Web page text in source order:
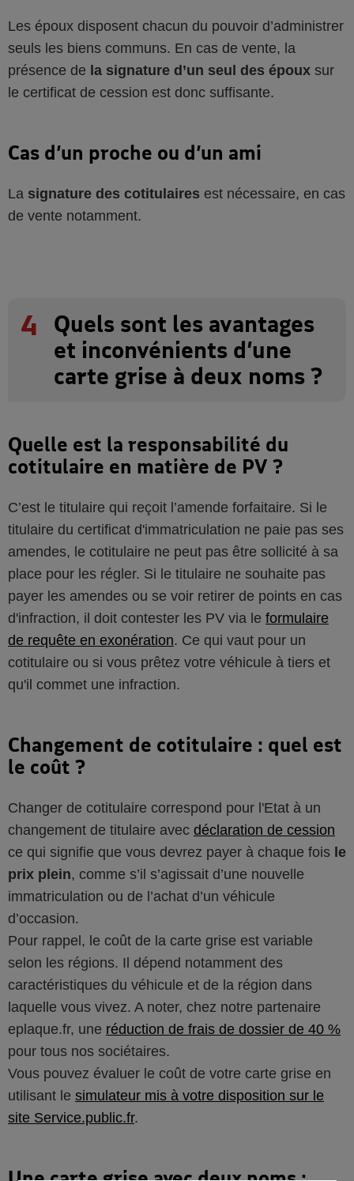
Les époux disposent chacun du pouvoir d’administrer
seuls les biens communs. En cas de vente, la
présence de la signature d’un seul des époux sur
le certificat de cession est donc suffisante.
Cas d’un proche ou d’un ami
La signature des cotitulaires est nécessaire, en cas
de vente notamment.
4
Quels sont les avantages
et inconvénients d’une
carte grise à deux noms ?
Quelle est la responsabilité du
cotitulaire en matière de PV ?
C’est le titulaire qui reçoit l’amende forfaitaire. Si le
titulaire du certificat d'immatriculation ne paie pas ses
amendes, le cotitulaire ne peut pas être sollicité à sa
place pour les régler. Si le titulaire ne souhaite pas
payer les amendes ou se voir retirer de points en cas
d'infraction, il doit contester les PV via le formulaire
de requête en exonération. Ce qui vaut pour un
cotitulaire ou si vous prêtez votre véhicule à tiers et
qu'il commet une infraction.
Changement de cotitulaire : quel est
le coût ?
Changer de cotitulaire correspond pour l'Etat à un
changement de titulaire avec déclaration de cession
ce qui signifie que vous devrez payer à chaque fois le
prix plein, comme s’il s’agissait d’une nouvelle
immatriculation ou de l’achat d’un véhicule
d’occasion.
Pour rappel, le coût de la carte grise est variable
selon les régions. Il dépend notamment des
caractéristiques du véhicule et de la région dans
laquelle vous vivez. A noter, chez notre partenaire
eplaque.fr, une réduction de frais de dossier de 40 %
pour tous nos sociétaires.
Vous pouvez évaluer le coût de votre carte grise en
utilisant le simulateur mis à votre disposition sur le
site Service.public.fr.